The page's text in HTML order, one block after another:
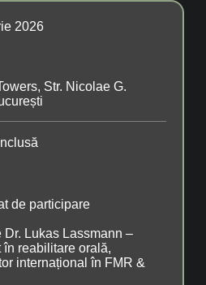
2026
Str. Nicolae G.
de participare
Dr. Lukas Lassmann –
reabilitare orală,
internațional în FMR &